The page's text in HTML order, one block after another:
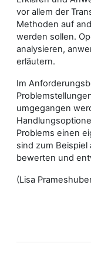
vor allem der
Methoden auf
werden sollen.
analysieren,
erläutern.
Im
umgegangen
Problems einen
sind zum
bewerten und
(Lisa